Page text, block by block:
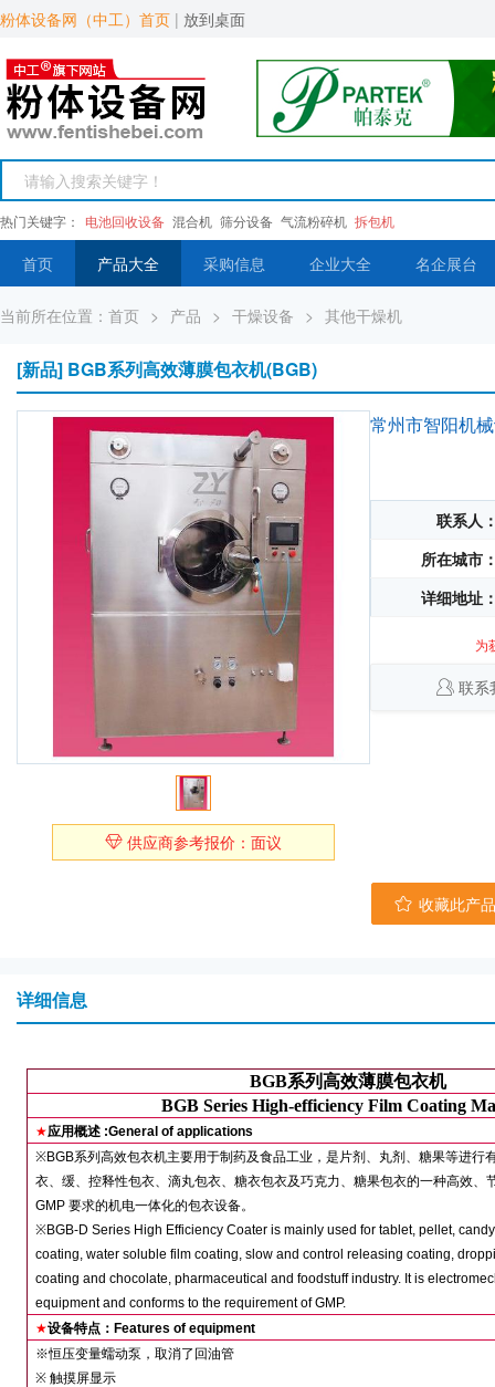
粉体设备网（中工）首页 | 放到桌面
热门关键字： 电池回收设备 混合机 筛分设备 气流粉碎机 拆包机
首页 产品大全 采购信息 企业大全 名企展台
当前所在位置： 首页 > 产品 > 干燥设备 > 其他干燥机
[新品] BGB系列高效薄膜包衣机(BGB)
供应商参考报价：面议
常州市智阳机
联系人
所在城市
详细地址
为
联系
收藏此产品
详细信息
BGB系列高效薄膜包衣机
BGB Series High-efficiency Film Coating
★应用概述 :General of applications
※BGB系列高效包衣机主要用于制药及食品工业，是片剂、丸剂、糖果等进行
衣、缓、控释性包衣、滴丸包衣、糖衣包衣及巧克力、糖果包衣的一种高效、
GMP要求的机电一体化的包衣设备。
※BGB-D Series High Efficiency Coater is mainly used for tablet, pellet,
coating, water soluble film coating, slow and control releasing coating,
coating and chocolate, pharmaceutical and foodstuff industry. It is
equipment and conforms to the requirement of GMP.
★设备特点： Features of equipment
※恒压变量蠕动泵，取消了回油管
※ 触摸屏显示